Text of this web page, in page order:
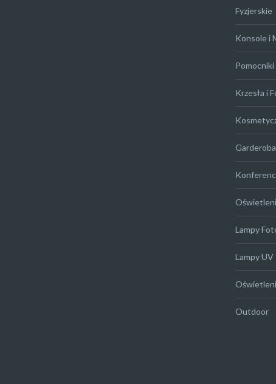
Fyzjerskie
Konsole i
Krzesła i
Garderoba
Lampy
Lampy UV
Outdoor